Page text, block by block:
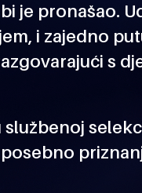
je pronašao.
i zajedno
s